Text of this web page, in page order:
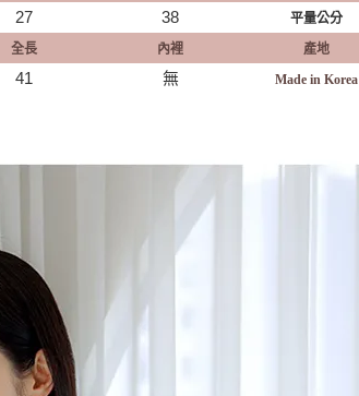
27 38
平量公分
全長 內裡
產地
41 無 Made in Korea